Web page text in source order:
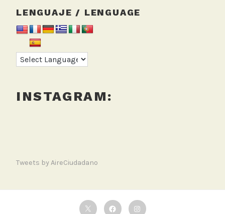
LENGUAJE / LENGUAGE
INSTAGRAM:
Tweets by AireCiudadano
TwitterFacebookInstagram